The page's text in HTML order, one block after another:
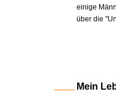
einige
über die
Mein